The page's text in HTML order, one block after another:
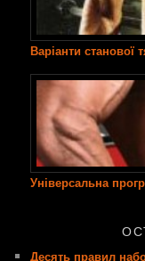
Варіанти станової
Універсальна
Десять правил